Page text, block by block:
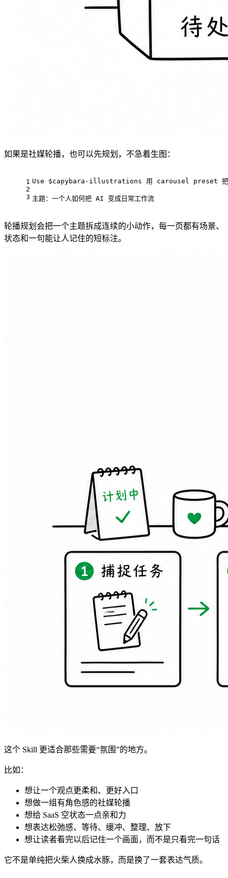
如果是社媒轮播，也可以先规划，不急着生图：
1
2
3
Use $capybara-illustrations 用 carousel preset 把这个
主题：一个人如何把 AI 变成日常工作流
轮播规划会把一个主题拆成连续的小动作，每一页都有场景、
状态和一句能让人记住的短标注。
这个 Skill 更适合那些需要“氛围”的地方。
比如：
想让一个观点更柔和、更好入口
想做一组有角色感的社媒轮播
想给 SaaS 空状态一点亲和力
想表达松弛感、等待、缓冲、整理、放下
想让读者看完以后记住一个画面，而不是只看完一句话
它不是单纯把火柴人换成水豚，而是换了一套表达气质。